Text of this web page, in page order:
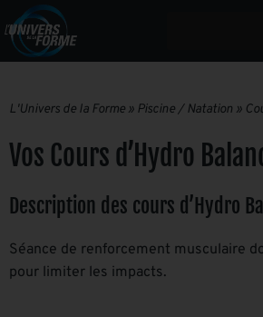
L'Univers de la Forme » Piscine / Natation »
Vos Cours d’Hydro
Description des cours d’Hydro
Séance de renforcement musculaire
pour limiter les impacts.